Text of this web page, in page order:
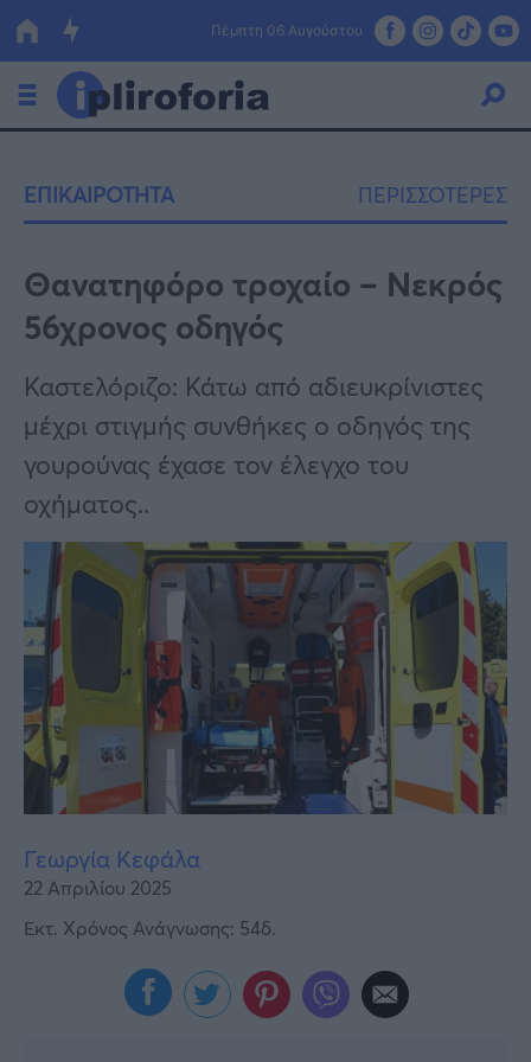
Πέμπτη 06 Αυγούστου
Οικονομία
Πολιτική
Τράπεζες
Επιδοτήσεις
ΕΣΠΑ
Κόσμος
Lifestyle
Αθλητικά
Υγεία
Γυναίκα
Καιρός
ΕΠΙΚΑΙΡΟΤΗΤΑ ΠΕΡΙΣΣΟΤΕΡΕΣ
Θανατηφόρο τροχαίο – Νεκρός
56χρονος οδηγός
Καστελόριζο: Κάτω από αδιευκρίνιστες
μέχρι στιγμής συνθήκες ο οδηγός της
γουρούνας έχασε τον έλεγχο του
οχήματος..
Γεωργία Κεφάλα
22 Απριλίου 2025
Εκτ. Χρόνος Ανάγνωσης: 54δ.